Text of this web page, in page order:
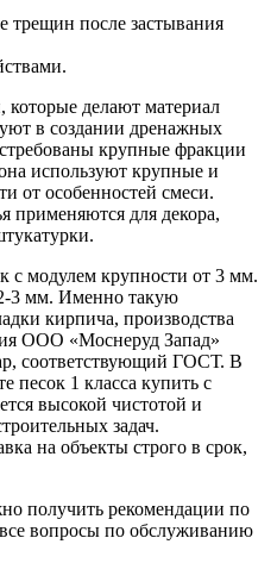
трещин после застывания
которые делают материал
в создании дренажных
крупные фракции
используют крупные и
от особенностей смеси.
применяются для декора,
с модулем крупности от 3 мм.
3 мм. Именно такую
кирпича, производства
ООО «Моснеруд Запад»
соответствующий ГОСТ. В
песок 1 класса купить с
высокой чистотой и
задач.
на объекты строго в срок,
получить рекомендации по
вопросы по обслуживанию